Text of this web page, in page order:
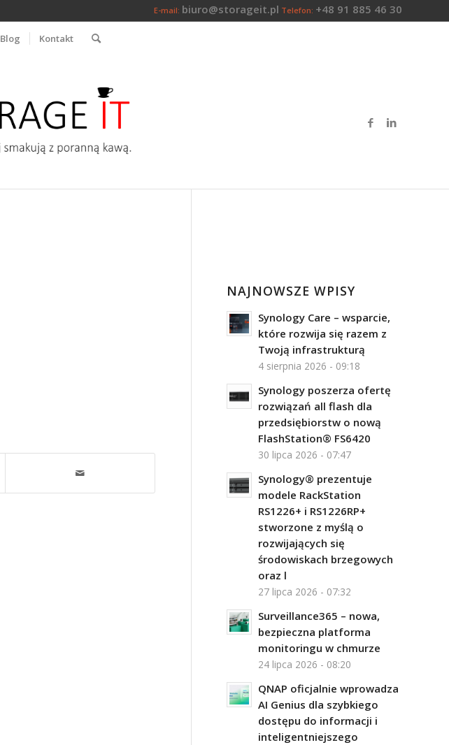
E-mail: biuro@storageit.pl Telefon: +48 91 885 46 30
Blog Kontakt
NAJNOWSZE WPISY
Synology Care – wsparcie,
które rozwija się razem z
Twoją infrastrukturą
4 sierpnia 2026 - 09:18
Synology poszerza ofertę
rozwiązań all flash dla
przedsiębiorstw o nową
FlashStation® FS6420
30 lipca 2026 - 07:47
Synology® prezentuje
modele RackStation
RS1226+ i RS1226RP+
stworzone z myślą o
rozwijających się
środowiskach brzegowych
oraz l
27 lipca 2026 - 07:32
Surveillance365 – nowa,
bezpieczna platforma
monitoringu w chmurze
24 lipca 2026 - 08:20
QNAP oficjalnie wprowadza
AI Genius dla szybkiego
dostępu do informacji i
inteligentniejszego